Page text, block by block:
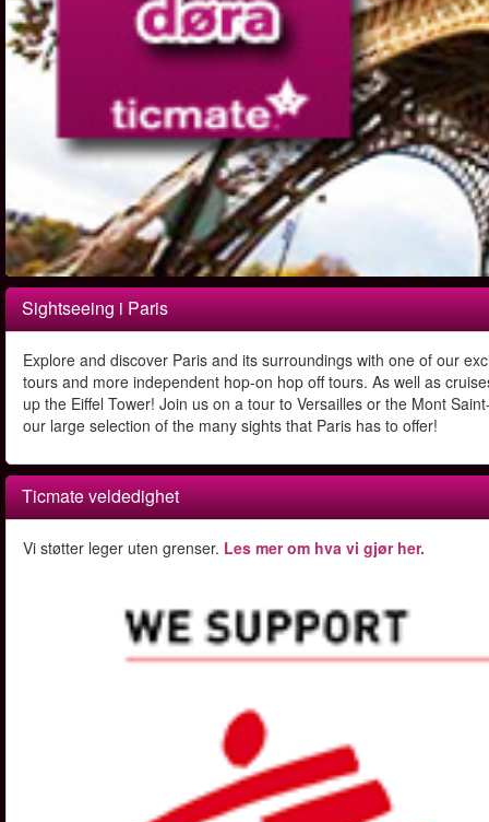
Sightseeing i Paris
Explore and discover Paris and its surroundings with one of our
tours and more independent hop-on hop off tours. As well as
up the Eiffel Tower! Join us on a tour to Versailles or the Mont
our large selection of the many sights that Paris has to offer!
Ticmate veldedighet
Vi støtter leger uten grenser. Les mer om hva vi gjør her.